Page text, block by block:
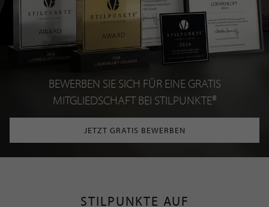
BEWERBEN SIE SICH FÜR EINE GRATIS
MITGLIEDSCHAFT BEI STILPUNKTE®
JETZT GRATIS BEWERBEN
STILPUNKTE AUF